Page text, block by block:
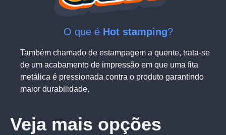
O que é Hot stamping?
Também chamado de estampagem a quente, trata-se
de um acabamento de impressão em que uma fita
metálica é pressionada contra o produto garantindo
maior durabilidade.
Veja mais opções